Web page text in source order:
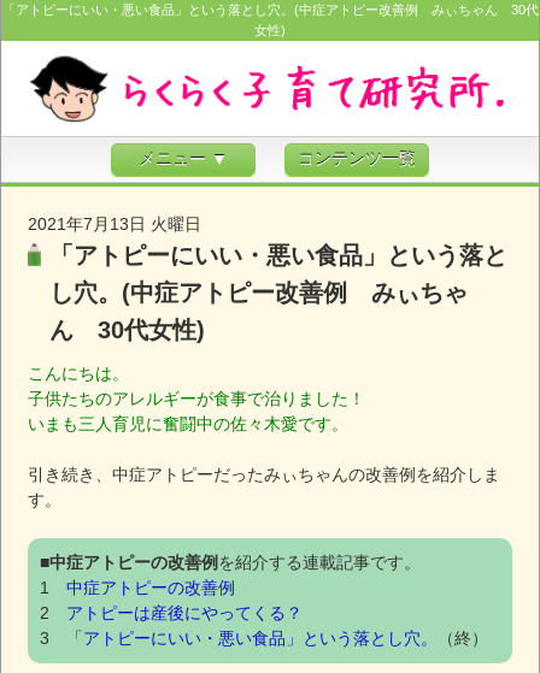
「アトピーにいい・悪い食品」という落とし穴。(中症アトピー改善例 みぃちゃん 30代
女性)
メニュー ▼ コンテンツ一覧
2021年7月13日 火曜日
「アトピーにいい・悪い食品」という落と
し穴。(中症アトピー改善例 みぃちゃ
ん 30代女性)
こんにちは。
子供たちのアレルギーが食事で治りました！
いまも三人育児に奮闘中の佐々木愛です。
引き続き、中症アトピーだったみぃちゃんの改善例を紹介しま
す。
■中症アトピーの改善例を紹介する連載記事です。
1中症アトピーの改善例
2 アトピーは産後にやってくる？
3
「アトピーにいい・悪い食品」という落とし穴。 （終）